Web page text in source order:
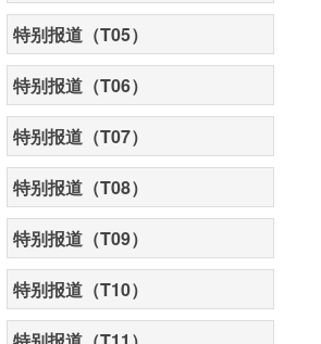
特别报道（T05）
特别报道（T06）
特别报道（T07）
特别报道（T08）
特别报道（T09）
特别报道（T10）